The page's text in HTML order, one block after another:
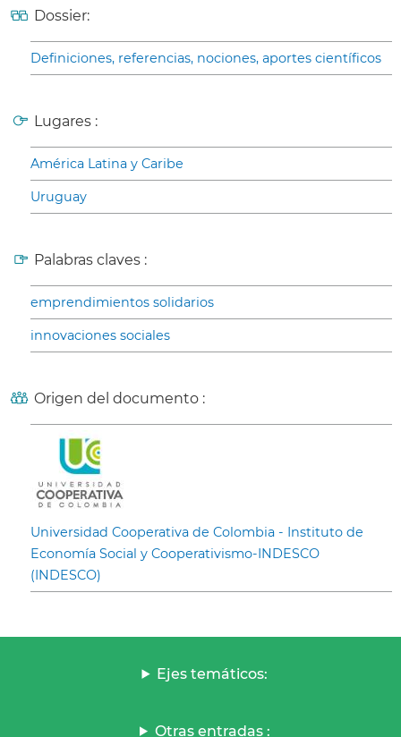
Dossier:
Definiciones, referencias, nociones, aportes científicos
Lugares :
América Latina y Caribe
Uruguay
Palabras claves :
emprendimientos solidarios
innovaciones sociales
Origen del documento :
Universidad Cooperativa de Colombia - Instituto de
Economía Social y Cooperativismo-INDESCO
(INDESCO)
Ejes temáticos:
Otras entradas :